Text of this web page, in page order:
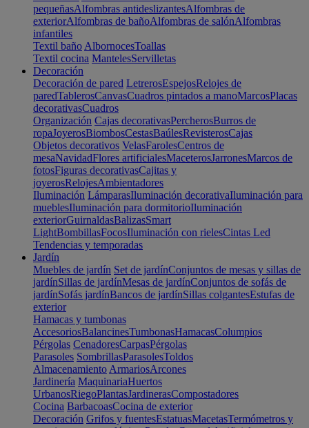
pequeñasAlfombras antideslizantesAlfombras de
exteriorAlfombras de bañoAlfombras de salónAlfombras
infantiles
Textil baño AlbornocesToallas
Textil cocina MantelesServilletas
Decoración
Decoración de pared LetrerosEspejosRelojes de
paredTablerosCanvasCuadros pintados a manoMarcosPlacas
decorativasCuadros
Organización Cajas decorativasPercherosBurros de
ropaJoyerosBiombosCestasBaúlesRevisterosCajas
Objetos decorativos VelasFarolesCentros de
mesaNavidadFlores artificialesMaceterosJarronesMarcos de
fotosFiguras decorativasCajitas y
joyerosRelojesAmbientadores
Iluminación LámparasIluminación decorativaIluminación para
mueblesIluminación para dormitorioIluminación
exteriorGuirnaldasBalizasSmart
LightBombillasFocosIluminación con rielesCintas Led
Tendencias y temporadas
Jardín
Muebles de jardín Set de jardínConjuntos de mesas y sillas de
jardínSillas de jardínMesas de jardínConjuntos de sofás de
jardínSofás jardínBancos de jardínSillas colgantesEstufas de
exterior
Hamacas y tumbonas
AccesoriosBalancinesTumbonasHamacasColumpios
Pérgolas CenadoresCarpasPérgolas
Parasoles SombrillasParasolesToldos
Almacenamiento ArmariosArcones
Jardinería MaquinariaHuertos
UrbanosRiegoPlantasJardinerasCompostadores
Cocina BarbacoasCocina de exterior
Decoración Grifos y fuentesEstatuasMacetasTermómetros y